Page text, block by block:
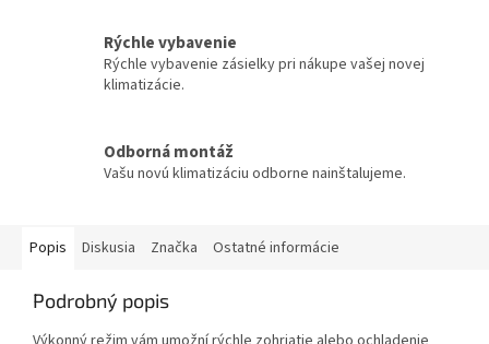
Rýchle vybavenie
Rýchle vybavenie zásielky pri nákupe vašej novej
klimatizácie.
Odborná montáž
Vašu novú klimatizáciu odborne nainštalujeme.
Popis Diskusia Značka Ostatné informácie
Podrobný popis